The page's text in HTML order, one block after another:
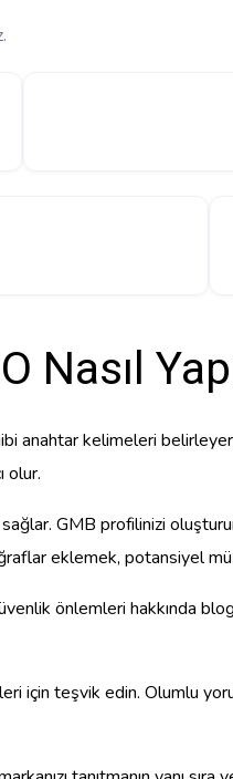
Nasıl
gibi anahtar kelimeleri
olur.
GMB profilinizi
eklemek, potansiyel
önlemleri hakkında
için teşvik edin. Olumlu